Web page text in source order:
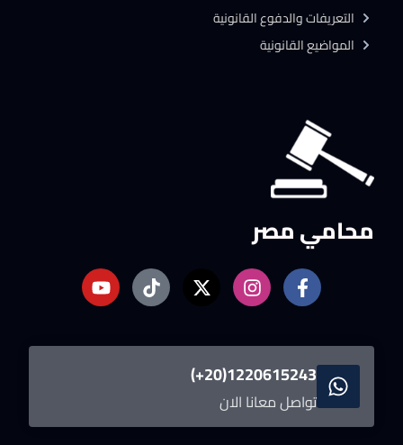
محامي مصر
1220615243(20+)
تواصل معانا الان
التعريفات والدفوع القانونية
المواضيع القانونية